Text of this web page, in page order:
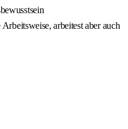
arbeitest aber auch